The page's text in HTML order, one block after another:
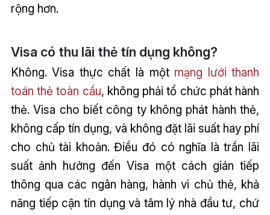
rộng hơn.
Visa có thu lãi thẻ tín dụng không?
Không. Visa thực chất là một mạng lưới thanh
toán thẻ toàn cầu, không phải tổ chức phát hành
thẻ. Visa cho biết công ty không phát hành thẻ,
không cấp tín dụng, và không đặt lãi suất hay phí
cho chủ tài khoản. Điều đó có nghĩa là trần lãi
suất ảnh hưởng đến Visa một cách gián tiếp
thông qua các ngân hàng, hành vi chủ thẻ, khả
năng tiếp cận tín dụng và tâm lý nhà đầu tư, chứ